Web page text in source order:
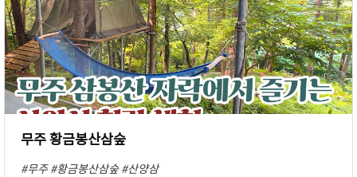
무주 황금봉산삼숲
#무주 #황금봉산삼숲 #산양삼